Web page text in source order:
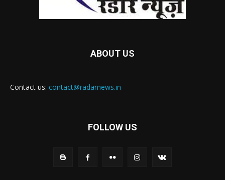
ABOUT US
Contact us: contact@radarnews.in
FOLLOW US